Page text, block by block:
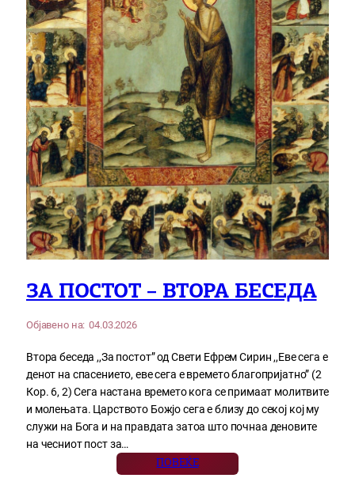
ЗА ПОСТОТ – ВТОРА БЕСЕДА
Објавено на: 04.03.2026
Втора беседа ,,За постот” од Свети Ефрем Сирин ,,Еве сега е
денот на спасението, еве сега е времето благопријатно” (2
Кор. 6, 2) Сега настана времето кога се примаат молитвите
и молењата. Царството Божјо сега е близу до секој кој му
служи на Бога и на правдата затоа што почнаа деновите
на чесниот пост за…
ПОВЕЌЕ